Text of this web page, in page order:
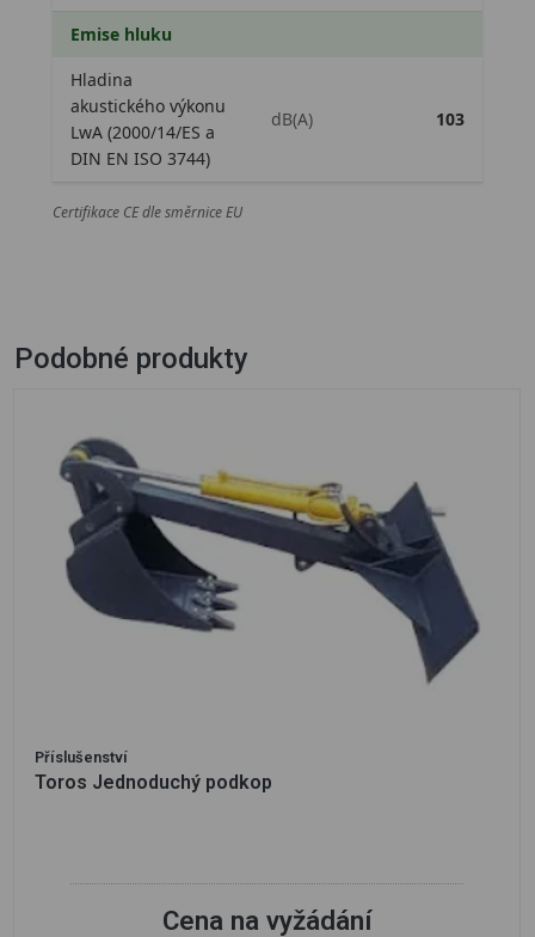
Emise hluku
Hladina
akustického výkonu
LwA (2000/14/ES a
DIN EN ISO 3744)
dB(A) 103
Certifikace CE dle směrnice EU
Podobné produkty
Příslušenství
Toros Jednoduchý podkop
Cena na vyžádání